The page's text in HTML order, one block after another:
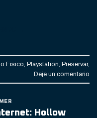
Fisico Playstation Preservar,
Deje un comentario
Hollow